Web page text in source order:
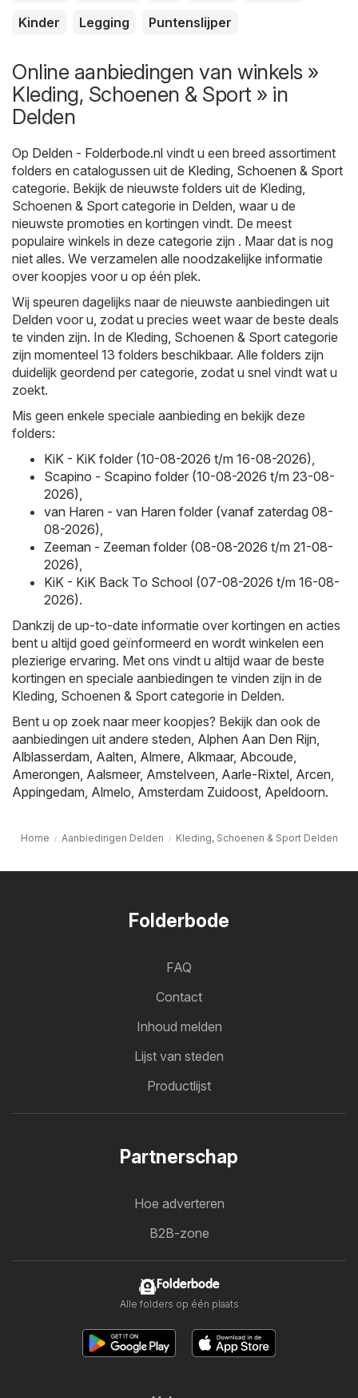
Kinder
Legging Puntenslijper
Online aanbiedingen van winkels »
Kleding, Schoenen & Sport » in
Delden
Op Delden - Folderbode.nl vindt u een breed assortiment
folders en catalogussen uit de Kleding, Schoenen & Sport
categorie. Bekijk de nieuwste folders uit de Kleding,
Schoenen & Sport categorie in Delden, waar u de
nieuwste promoties en kortingen vindt. De meest
populaire winkels in deze categorie zijn . Maar dat is nog
niet alles. We verzamelen alle noodzakelijke informatie
over koopjes voor u op één plek.
Wij speuren dagelijks naar de nieuwste aanbiedingen uit
Delden voor u, zodat u precies weet waar de beste deals
te vinden zijn. In de Kleding, Schoenen & Sport categorie
zijn momenteel 13 folders beschikbaar. Alle folders zijn
duidelijk geordend per categorie, zodat u snel vindt wat u
zoekt.
Mis geen enkele speciale aanbieding en bekijk deze
folders:
KiK - KiK folder (10-08-2026 t/m 16-08-2026),
Scapino - Scapino folder (10-08-2026 t/m 23-08-
2026),
van Haren - van Haren folder (vanaf zaterdag 08-
08-2026),
Zeeman - Zeeman folder (08-08-2026 t/m 21-08-
2026),
KiK - KiK Back To School (07-08-2026 t/m 16-08-
2026).
Dankzij de up-to-date informatie over kortingen en acties
bent u altijd goed geïnformeerd en wordt winkelen een
plezierige ervaring. Met ons vindt u altijd waar de beste
kortingen en speciale aanbiedingen te vinden zijn in de
Kleding, Schoenen & Sport categorie in Delden.
Bent u op zoek naar meer koopjes? Bekijk dan ook de
aanbiedingen uit andere steden, Alphen Aan Den Rijn,
Alblasserdam, Aalten, Almere, Alkmaar, Abcoude,
Amerongen, Aalsmeer, Amstelveen, Aarle-Rixtel, Arcen,
Appingedam, Almelo, Amsterdam Zuidoost, Apeldoorn.
Home Aanbiedingen Delden Kleding, Schoenen & Sport Delden
Folderbode
FAQ
Contact
Inhoud melden
Lijst van steden
Productlijst
Partnerschap
Hoe adverteren
B2B-zone
Folderbode
Alle folders op één plaats